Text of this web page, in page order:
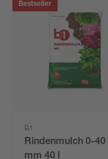
Bestseller
B1
Rindenmulch 0-40
mm 40 l